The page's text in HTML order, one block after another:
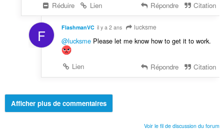
Réduire
Lien Répondre Citation
F FlashmanVC il y a 2 ans lucksme
@lucksmePlease let me know how to get it to work.
Lien Répondre Citation
Afficher plus de commentaires
Voir le fil de discussion du forum